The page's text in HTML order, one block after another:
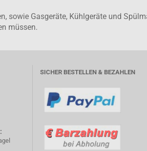
sowie Gasgeräte, Kühlgeräte und
müssen.
SICHER BESTELLEN & BEZAHLEN